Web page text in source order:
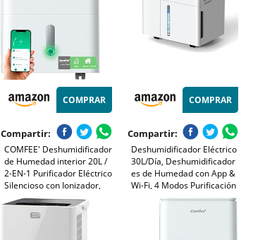
COMPRAR
Compartir:
COMFEE' Deshumidificador
de Humedad interior 20L /
2-EN-1 Purificador Eléctrico
Silencioso con Ionizador,
App/WIFI, 4 modos, Bajo
Consumo con Depósito
Extraible | Easy Dry 20
hasta 52 m² / 150 m³
COMPRAR
Compartir:
Deshumidificador Eléctrico
30L/Día, Deshumidificador
es de Humedad con App &
Wi-Fi, 4 Modos Purificación
de Aire Secado Automático
Temporizador Drenaje